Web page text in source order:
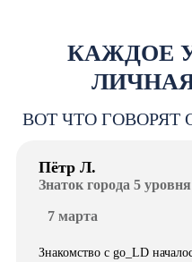
КАЖДОЕ
ВОТ ЧТО
Пётр Л.
Знаток города 5 уровня
7 марта
Знакомство с go_LD